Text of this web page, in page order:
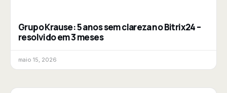
Grupo Krause: 5 anos sem clareza no Bitrix24 –
resolvido em 3 meses
maio 15, 2026